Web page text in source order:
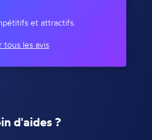
et attractifs.
tous les avis
d'aides ?